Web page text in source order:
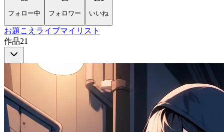
フォロー中
フォロワー
いいね
お題 こえ ライブマイリスト
作品21